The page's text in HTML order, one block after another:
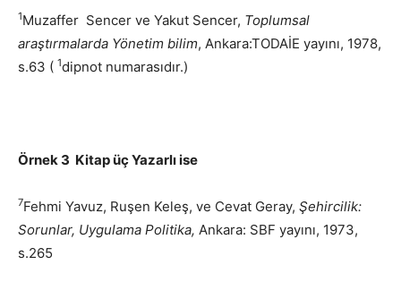
1Muzaffer Sencer ve Yakut Sencer, Toplumsal
araştırmalarda Yönetim bilim, Ankara:TODAİE yayını, 1978,
s.63 ( 1dipnot numarasıdır.)
Örnek 3 Kitap üç Yazarlı ise
7Fehmi Yavuz, Ruşen Keleş, ve Cevat Geray, Şehircilik:
Sorunlar, Uygulama Politika, Ankara: SBF yayını, 1973,
s.265